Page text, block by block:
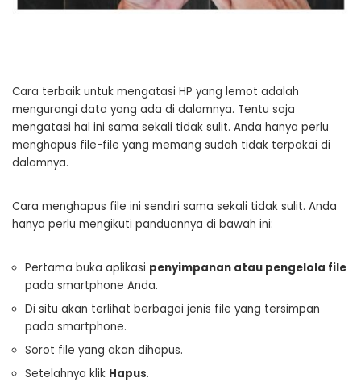
Cara terbaik untuk mengatasi HP yang lemot adalah
mengurangi data yang ada di dalamnya. Tentu saja
mengatasi hal ini sama sekali tidak sulit. Anda hanya perlu
menghapus file-file yang memang sudah tidak terpakai di
dalamnya.
Cara menghapus file ini sendiri sama sekali tidak sulit. Anda
hanya perlu mengikuti panduannya di bawah ini:
Pertama buka aplikasi penyimpanan atau pengelola file
pada smartphone Anda.
Di situ akan terlihat berbagai jenis file yang tersimpan
pada smartphone.
Sorot file yang akan dihapus.
Setelahnya klik Hapus.